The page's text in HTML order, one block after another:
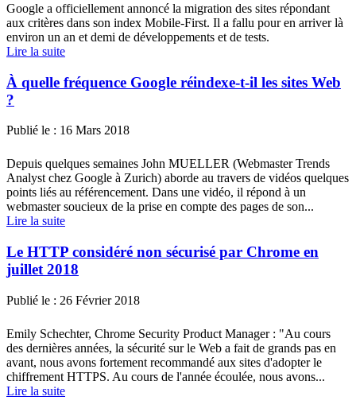
Google a officiellement annoncé la migration des sites répondant
aux critères dans son index Mobile-First. Il a fallu pour en arriver là
environ un an et demi de développements et de tests.
Lire la suite
À quelle fréquence Google réindexe-t-il les sites Web
?
Publié le : 16 Mars 2018
Depuis quelques semaines John MUELLER (Webmaster Trends
Analyst chez Google à Zurich) aborde au travers de vidéos quelques
points liés au référencement. Dans une vidéo, il répond à un
webmaster soucieux de la prise en compte des pages de son...
Lire la suite
Le HTTP considéré non sécurisé par Chrome en
juillet 2018
Publié le : 26 Février 2018
Emily Schechter, Chrome Security Product Manager : "Au cours
des dernières années, la sécurité sur le Web a fait de grands pas en
avant, nous avons fortement recommandé aux sites d'adopter le
chiffrement HTTPS. Au cours de l'année écoulée, nous avons...
Lire la suite